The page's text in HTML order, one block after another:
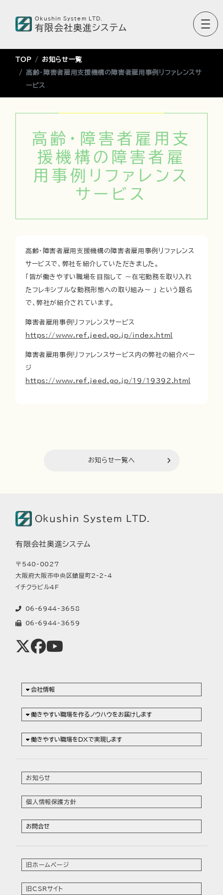
Okushin System LTD.
有限会社奥進システム
TOP
お知らせ一覧
高齢・障害者雇用支援機構の障害者雇用事例リファレンスサ
ービス
高齢・障害者雇用支
援機構の障害者雇
用事例リファレンス
サービス
高齢・障害者雇用支援機構の障害者雇用事例リファレンス
サービスで、弊社を紹介していただきました。
「皆が働きやすい職場を目指して ～在宅勤務を取り入れ
たフレキシブルな勤務形態への取り組み～ 」 という題名
で、弊社が紹介されています。
障害者雇用事例リファレンスサービス
https://www.ref.jeed.go.jp/index.html
障害者雇用事例リファレンスサービス内の弊社の紹介ペー
ジ
https://www.ref.jeed.go.jp/19/19392.html
お知らせ一覧へ
Okushin System LTD.
有限会社奥進システム
〒540-0027
大阪府大阪市中央区鎗屋町2-2-4
イチクラビル4F
06-6944-3658
06-6944-3659
会社情報
働きやすい職場を作るノウハウをお届けします
働きやすい職場をDXで実現します
お知らせ
個人情報保護方針
お問合せ
旧ホームページ
旧CSRサイト